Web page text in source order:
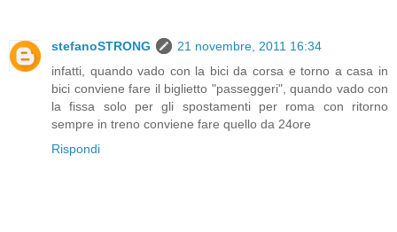
stefanoSTRONG
21 novembre, 2011 16:34
infatti, quando vado con la bici da corsa e torno a casa in
bici conviene fare il biglietto "passeggeri", quando vado con
la fissa solo per gli spostamenti per roma con ritorno
sempre in treno conviene fare quello da 24ore
Rispondi